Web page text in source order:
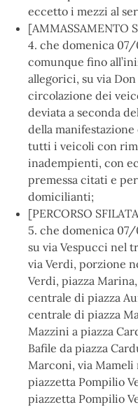
eccetto i mezzi al
[AMMASSAMENTO
4. che domenica
comunque fino
allegorici, su via
circolazione dei
deviata a seconda
della manifestazione
tutti i veicoli con
inadempienti, con
premessa citati e
domicilianti;
[PERCORSO
5. che domenica
su via Vespucci nel
via Verdi, porzione
Verdi, piazza
centrale di piazza
centrale di piazza
Mazzini a piazza
Bafile da piazza
Marconi, via Mameli
piazzetta Pompilio
piazzetta Pompilio